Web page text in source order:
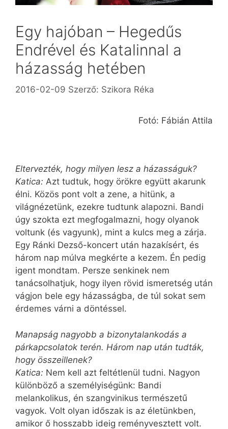
Egy hajóban – Hegedűs
Endrével és Katalinnal a
házasság hetében
2016-02-09 Szerző: Szikora Réka
Fotó: Fábián Attila
Eltervezték, hogy milyen lesz a házasságuk?
Katica: Azt tudtuk, hogy örökre együtt akarunk
élni. Közös pont volt a zene, a hitünk, a
világnézetünk, ezekre tudtunk alapozni. Bandi
úgy szokta ezt megfogalmazni, hogy olyanok
voltunk (és vagyunk), mint a kulcs meg a zárja.
Egy Ránki Dezső-koncert után hazakísért, és
három nap múlva megkérte a kezem. Én pedig
igent mondtam. Persze senkinek nem
tanácsolhatjuk, hogy ilyen rövid ismeretség után
vágjon bele egy házasságba, de túl sokat sem
érdemes várni a döntéssel.
Manapság nagyobb a bizonytalankodás a
párkapcsolatok terén. Három nap után tudták,
hogy összeillenek?
Katica: Nem kell azt feltétlenül tudni. Nagyon
különböző a személyiségünk: Bandi
melankolikus, én szangvinikus természetű
vagyok. Volt olyan időszak is az életünkben,
amikor ő hosszabb ideig reményvesztett volt.